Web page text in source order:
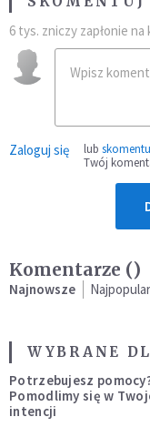
6 tys. zniczy zapłonie
Zaloguj się lub
Twój
Komentarze ()
Najnowsze
WYBRANE
Potrzebujesz
Pomodlimy się w
intencji